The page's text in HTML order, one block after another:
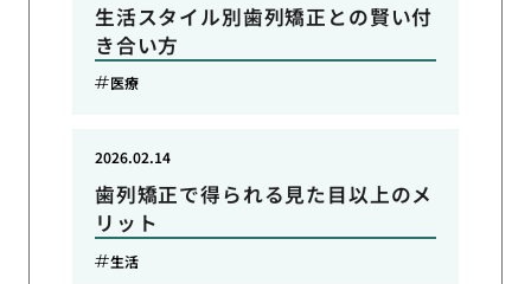
生活スタイル別歯列矯正との賢い付
き合い方
医療
歯列矯正で得られる見た目以上のメ
リット
2026.02.14
生活